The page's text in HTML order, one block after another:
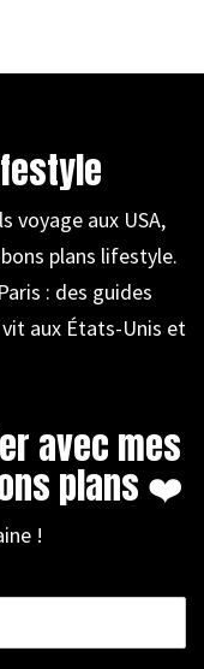
voyage aux USA,
plans lifestyle.
: des guides
aux États-Unis et
avec mes
plans ❤️
!